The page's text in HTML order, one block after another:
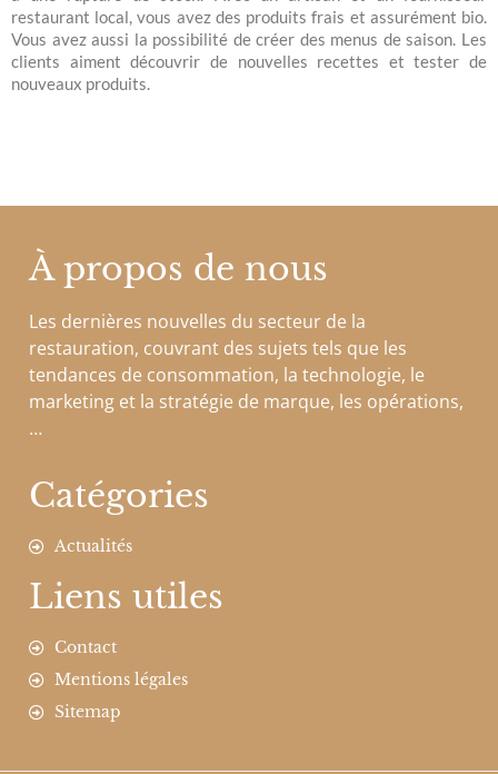
restaurant local, vous avez des produits frais et assurément bio.
Vous avez aussi la possibilité de créer des menus de saison. Les
clients aiment découvrir de nouvelles recettes et tester de
nouveaux produits.
À propos de nous
Les dernières nouvelles du secteur de la
restauration, couvrant des sujets tels que les
tendances de consommation, la technologie, le
marketing et la stratégie de marque, les opérations,
…
Catégories
Actualités
Liens utiles
Contact
Mentions légales
Sitemap